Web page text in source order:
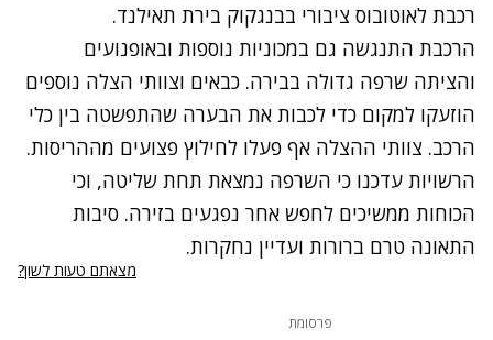
רכבת לאוטובוס ציבורי בבנגקוק בירת תאילנד.
הרכבת התנגשה גם במכוניות נוספות ובאופנועים
והציתה שרפה גדולה בבירה. כבאים וצוותי הצלה נוספים
הוזעקו למקום כדי לכבות את הבערה שהתפשטה בין כלי
הרכב. צוותי ההצלה אף פעלו לחילוץ פצועים מההריסות.
הרשויות עדכנו כי השרפה נמצאת תחת שליטה, וכי
הכוחות ממשיכים לחפש אחר נפגעים בזירה. סיבות
התאונה טרם ברורות ועדיין נחקרות.
מצאתם טעות לשון?
פרסומת